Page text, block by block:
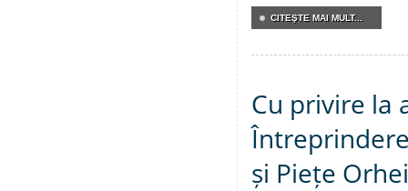
CITEŞTE MAI MULT...
Cu privire la
și Piețe